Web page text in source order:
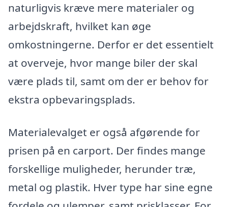
naturligvis kræve mere materialer og
arbejdskraft, hvilket kan øge
omkostningerne. Derfor er det essentielt
at overveje, hvor mange biler der skal
være plads til, samt om der er behov for
ekstra opbevaringsplads.
Materialevalget er også afgørende for
prisen på en carport. Der findes mange
forskellige muligheder, herunder træ,
metal og plastik. Hver type har sine egne